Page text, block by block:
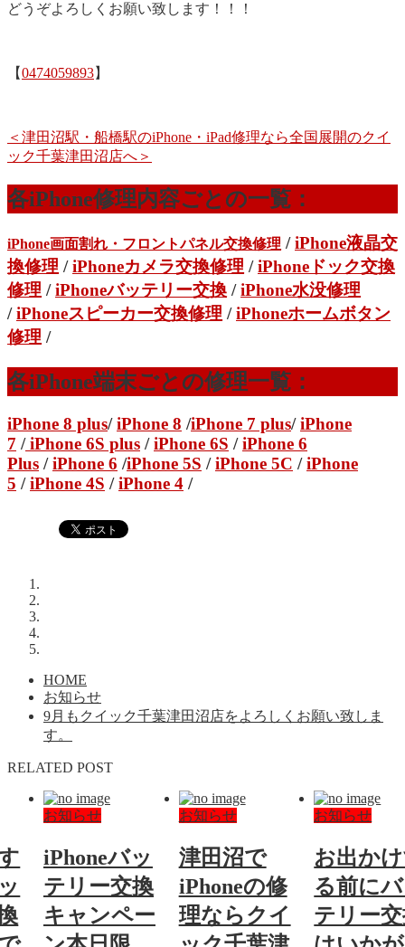
どうぞよろしくお願い致します！！！
【0474059893】
＜津田沼駅・船橋駅のiPhone・iPad修理なら全国展開のクイ
ック千葉津田沼店へ＞
各iPhone修理内容ごとの一覧：
iPhone画面割れ・フロントパネル交換修理 /iPhone液晶交
換修理 /iPhoneカメラ交換修理 /iPhoneドック交換
修理 /iPhoneバッテリー交換 /iPhone水没修理
/iPhoneスピーカー交換修理 /iPhoneホームボタン
修理 /
各iPhone端末ごとの修理一覧：
iPhone 8 plus/iPhone 8 /iPhone 7 plus/iPhone
7 /iPhone 6S plus /iPhone 6S /iPhone 6
Plus /iPhone 6 /iPhone 5S /iPhone 5C /iPhone
5 /iPhone 4S /iPhone 4 /
HOME
お知らせ
9月もクイック千葉津田沼店をよろしくお願い致しま
す。
RELATED POST
お知らせ
iPhoneバッ
テリー交換
キャンペー
お知らせ
津田沼で
iPhoneの修
理ならクイ
お知らせ
お出か
る前に
テリー